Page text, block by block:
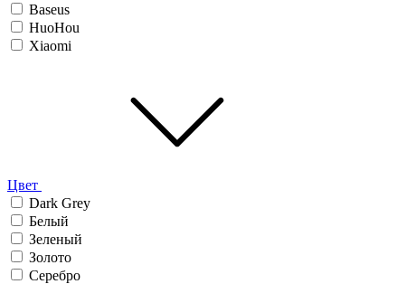
Baseus
HuoHou
Xiaomi
Цвет
Dark Grey
Белый
Зеленый
Золото
Серебро